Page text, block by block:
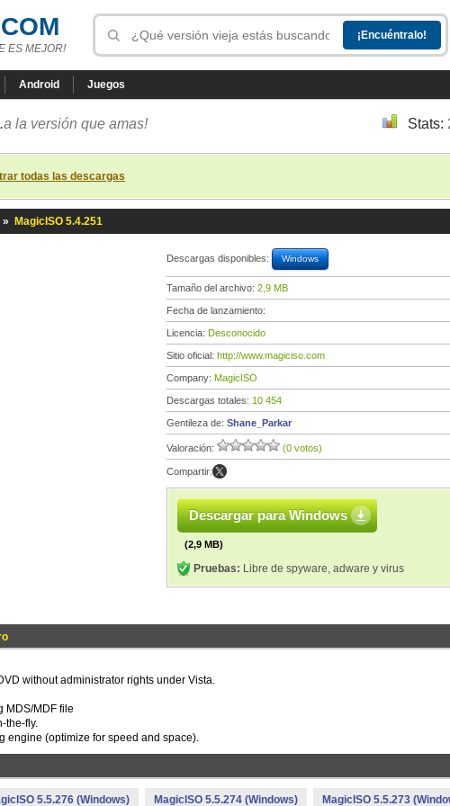
ES MEJOR!
Android Juegos
a la versión que amas! Stats:
todas las descargas
» MagicISO 5.4.251
Descargas disponibles: Windows
Tamaño del archivo: 2,9 MB
Fecha de lanzamiento:
Licencia: Desconocido
Sitio oficial: http://www.magiciso.com
Company: MagicISO
Descargas totales: 10 454
Gentileza de: Shane_Parkar
Valoración: (0 votos)
Compartir:
Descargar para Windows
(2,9 MB)
Pruebas: Libre de spyware, adware y virus
without administrator rights under Vista.
MDS/MDF file
the-fly.
engine (optimize for speed and space).
5.5.276 (Windows) MagicISO 5.5.274 (Windows) MagicISO 5.5.273